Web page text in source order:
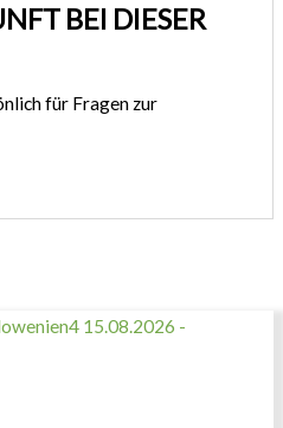
BEI DIESER
für Fragen zur